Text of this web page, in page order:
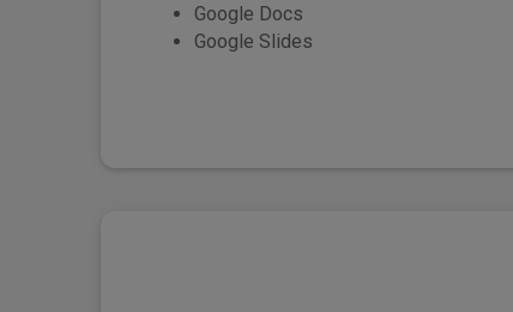
Google Docs
Google Slides